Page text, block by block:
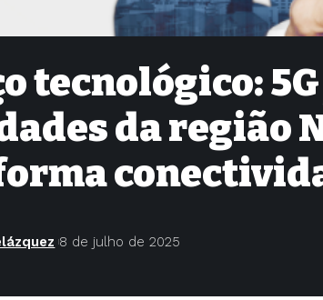
tecnológico:
da região
8 de julho de 2025